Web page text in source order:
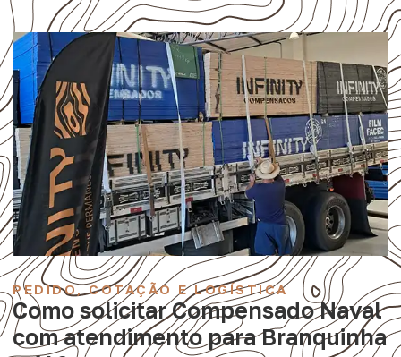
PEDIDO, COTAÇÃO E LOGÍSTICA
Como solicitar Compensado Naval
com atendimento para Branquinha